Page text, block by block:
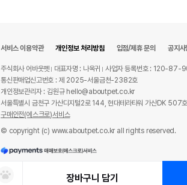
장바구니 담기
서비스 이용약관 개인정보 처리방침 입점/제휴 문의 공지사
주식회사 어바웃펫 대표자명 : 나옥귀 사업자 등록번호 : 120-
통신판매업신고번호 : 제 2025-서울금천-2382호
개인정보관리자 : 김원규 hello@aboutpet.co.kr
서울특별시 금천구 가산디지털2로 144, 현대테라타워 가산DK 507
구매안전(에스크로)서비스
© copyright (c) www.aboutpet.co.kr all rights reserved.